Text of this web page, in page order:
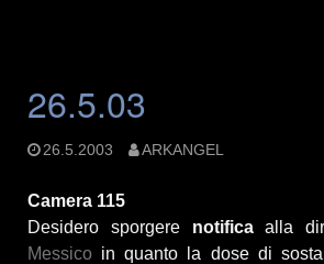
26.5.03
26.5.2003 ARKANGEL
Camera 115
Desidero sporgere notificaalla
Messico in quanto la dose di